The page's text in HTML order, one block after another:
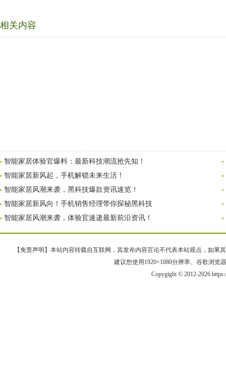
相关内容
智能家居体验官爆料：最新科技潮流抢先知！
智能家居新风起，手机解锁未来生活！
智能家居风潮来袭，黑科技爆款资讯速览！
智能家居新风向！手机销售经理带你探秘黑科技
智能家居风潮来袭，体验官速递最新前沿资讯！
【免责声明】本站内容转载自互联网，其发布内容言论不代表本站观点，如果
建议您使用1920×1080分辨率、谷歌浏览
Copygight © 2012-2026